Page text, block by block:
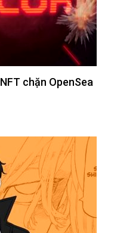
chặn OpenSea